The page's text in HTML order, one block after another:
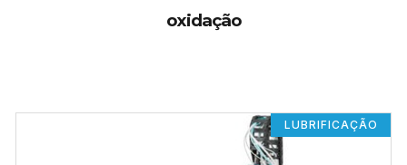
oxidação
LUBRIFICAÇÃO